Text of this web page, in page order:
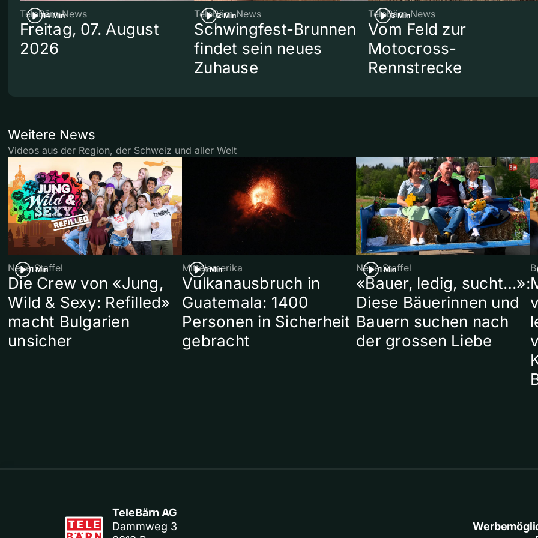
14 Min
TeleBärn News
Freitag, 07. August
2026
2 Min
TeleBärn News
Schwingfest-Brunnen
findet sein neues
Zuhause
3 Min
TeleBärn News
Vom Feld zur
Motocross-
Rennstrecke
Weitere News
Videos aus der Region, der Schweiz und aller Welt
1 Min
Neue Staffel
Die Crew von «Jung,
Wild & Sexy: Refilled»
macht Bulgarien
unsicher
1 Min
Mittelamerika
Vulkanausbruch in
Guatemala: 1400
Personen in Sicherheit
gebracht
1 Min
Neue Staffel
«Bauer, ledig, sucht…»:
Diese Bäuerinnen und
Bauern suchen nach
der grossen Liebe
TeleBärn AG
Dammweg 3